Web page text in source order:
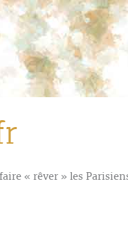
« rêver » les